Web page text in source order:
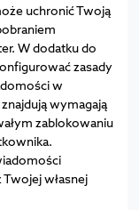
uchronić Twoją
W dodatku do
zasady
w
wymagają
zablokowaniu
własnej